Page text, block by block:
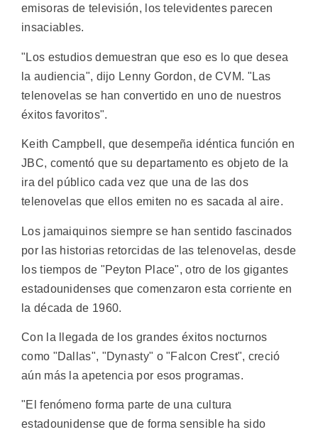
emisoras de televisión, los televidentes parecen
insaciables.
"Los estudios demuestran que eso es lo que desea
la audiencia", dijo Lenny Gordon, de CVM. "Las
telenovelas se han convertido en uno de nuestros
éxitos favoritos".
Keith Campbell, que desempeña idéntica función en
JBC, comentó que su departamento es objeto de la
ira del público cada vez que una de las dos
telenovelas que ellos emiten no es sacada al aire.
Los jamaiquinos siempre se han sentido fascinados
por las historias retorcidas de las telenovelas, desde
los tiempos de "Peyton Place", otro de los gigantes
estadounidenses que comenzaron esta corriente en
la década de 1960.
Con la llegada de los grandes éxitos nocturnos
como "Dallas", "Dynasty" o "Falcon Crest", creció
aún más la apetencia por esos programas.
"El fenómeno forma parte de una cultura
estadounidense que de forma sensible ha sido